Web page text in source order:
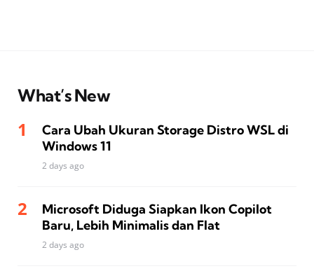
What’s New
Cara Ubah Ukuran Storage Distro WSL di
Windows 11
2 days ago
Microsoft Diduga Siapkan Ikon Copilot
Baru, Lebih Minimalis dan Flat
2 days ago